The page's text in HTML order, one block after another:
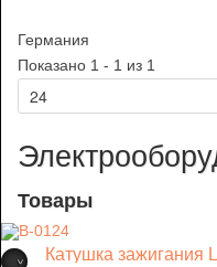
Германия
Показано 1 - 1 из 1
Товары
Катушка зажигания